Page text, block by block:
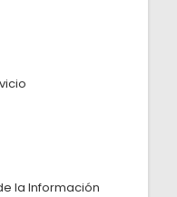
la Información